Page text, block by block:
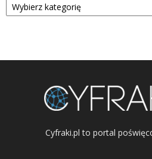
Cyfraki.pl to portal